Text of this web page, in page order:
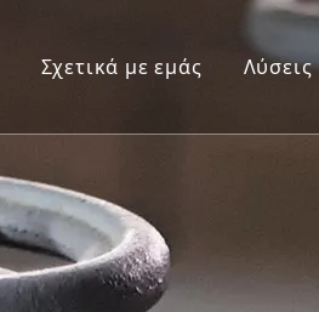
Σχετικά με εμάς Λύσεις